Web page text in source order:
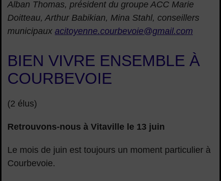
Alban Thomas, président du groupe ACC Marie
Doitteau, Arthur Babikian, Mina Stahl, conseillers
municipaux acitoyenne.courbevoie@gmail.com
BIEN VIVRE ENSEMBLE À
COURBEVOIE
(2 élus)
Retrouvons-nous à Vitaville le 13 juin
Le mois de juin est toujours un moment particulier à
Courbevoie.